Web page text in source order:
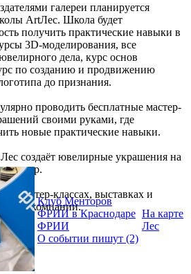
галереи планируется
ArtЛес. Школа будет
получить практические навыки в
3D-моделирования, все
дела, курс основ
по созданию и продвижению
до признания.
проводить бесплатные мастер-
своими руками, где
новые практические навыки.
создаёт ювелирные украшения на
мастер-классах, выставках и
компании.
Клуб Менторов
ФРИИ в Краснодаре
ФРИИ
О событии пишут (2)
На карте
Лес